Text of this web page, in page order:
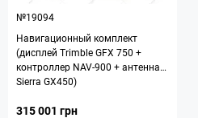
№19094
Навигационный комплект
(дисплей Trimble GFX 750 +
контроллер NAV-900 + антенна
Sierra GX450)
315 001 грн